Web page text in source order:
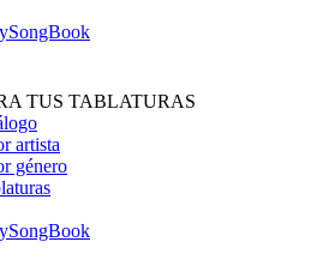
TUS TABLATURAS
artista
género